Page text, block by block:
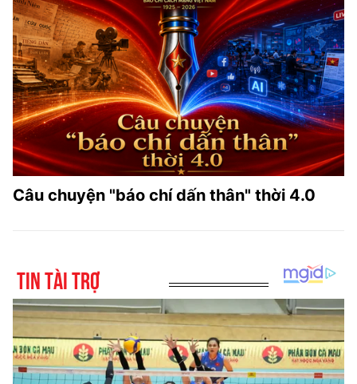
Câu chuyện "báo chí dấn thân" thời 4.0